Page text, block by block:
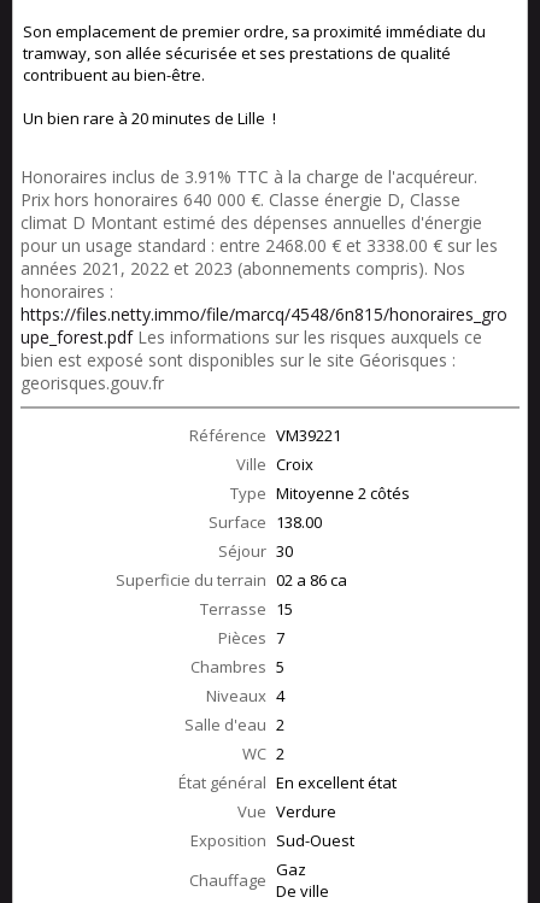
Son emplacement de premier ordre, sa proximité immédiate du
tramway, son allée sécurisée et ses prestations de qualité
contribuent au bien-être.
Un bien rare à 20 minutes de Lille !
Honoraires inclus de 3.91% TTC à la charge de l'acquéreur.
Prix hors honoraires 640 000 €. Classe énergie D, Classe
climat D Montant estimé des dépenses annuelles d'énergie
pour un usage standard : entre 2468.00 € et 3338.00 € sur les
années 2021, 2022 et 2023 (abonnements compris). Nos
honoraires :
https://files.netty.immo/file/marcq/4548/6n815/honoraires_gro
upe_forest.pdfLes informations sur les risques auxquels ce
bien est exposé sont disponibles sur le site Géorisques :
georisques.gouv.fr
Référence VM39221
Ville Croix
Type Mitoyenne 2 côtés
Surface 138.00
Séjour 30
Superficie du terrain 02 a 86 ca
Terrasse 15
Pièces 7
Chambres 5
Niveaux 4
Salle d'eau 2
WC 2
État général En excellent état
Vue Verdure
Exposition Sud-Ouest
Chauffage Gaz
De ville